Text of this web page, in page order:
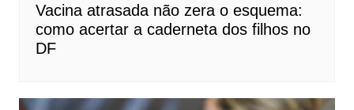
Vacina atrasada não zera o esquema:
como acertar a caderneta dos filhos no
DF